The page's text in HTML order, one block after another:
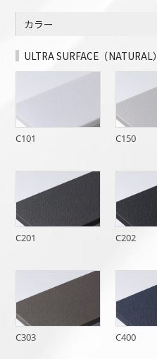
カラー
ULTRA SURFACE（NATURAL）
C101 C150
C201 C202
C303 C400